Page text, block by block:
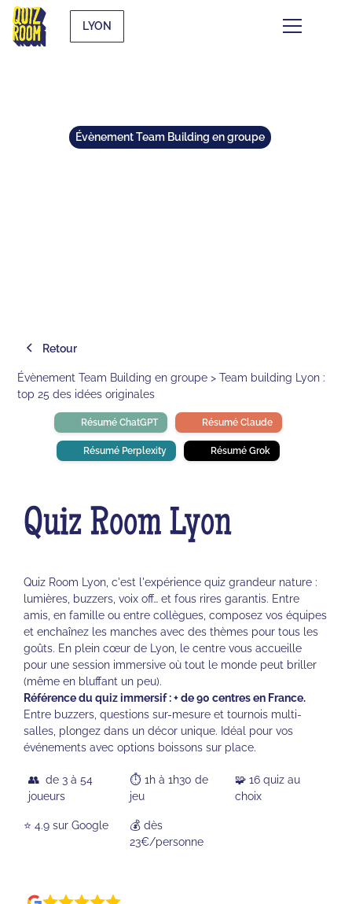
LYON
Évènement Team Building en groupe
Retour
Évènement Team Building en groupe > Team building Lyon :
top 25 des idées originales
Résumé ChatGPT Résumé Claude
Résumé Perplexity Résumé Grok
Quiz Room Lyon
Quiz Room Lyon, c'est l'expérience quiz grandeur nature :
lumières, buzzers, voix off… et fous rires garantis. Entre
amis, en famille ou entre collègues, composez vos équipes
et enchaînez les manches avec des thèmes pour tous les
goûts. En plein cœur de Lyon, le centre vous accueille
pour une session immersive où tout le monde peut briller
(même en bluffant un peu).
Référence du quiz immersif : + de 90 centres en France.
Entre buzzers, questions sur-mesure et tournois multi-
salles, plongez dans un décor unique. Idéal pour vos
événements avec options boissons sur place.
👥 de 3 à 54
joueurs
⏱️ 1h à 1h30 de
jeu
🧩 16 quiz au
choix
⭐️ 4.9 sur Google
💰 dès
23€/personne